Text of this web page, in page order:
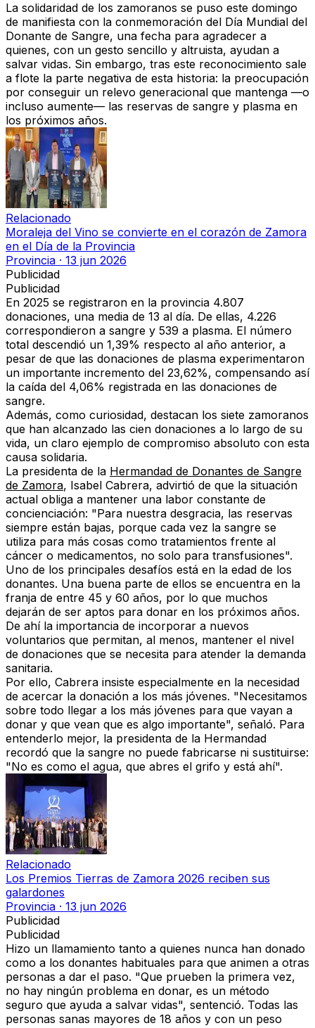
La solidaridad de los zamoranos se puso este domingo
de manifiesta con la conmemoración del Día Mundial del
Donante de Sangre, una fecha para agradecer a
quienes, con un gesto sencillo y altruista, ayudan a
salvar vidas. Sin embargo, tras este reconocimiento sale
a flote la parte negativa de esta historia: la preocupación
por conseguir un relevo generacional que mantenga —o
incluso aumente— las reservas de sangre y plasma en
los próximos años.
Relacionado
Moraleja del Vino se convierte en el corazón de Zamora
en el Día de la Provincia
Provincia · 13 jun 2026
Publicidad
Publicidad
En 2025 se registraron en la provincia 4.807
donaciones, una media de 13 al día. De ellas, 4.226
correspondieron a sangre y 539 a plasma. El número
total descendió un 1,39% respecto al año anterior, a
pesar de que las donaciones de plasma experimentaron
un importante incremento del 23,62%, compensando así
la caída del 4,06% registrada en las donaciones de
sangre.
Además, como curiosidad, destacan los siete zamoranos
que han alcanzado las cien donaciones a lo largo de su
vida, un claro ejemplo de compromiso absoluto con esta
causa solidaria.
La presidenta de la Hermandad de Donantes de Sangre
de Zamora, Isabel Cabrera, advirtió de que la situación
actual obliga a mantener una labor constante de
concienciación: "Para nuestra desgracia, las reservas
siempre están bajas, porque cada vez la sangre se
utiliza para más cosas como tratamientos frente al
cáncer o medicamentos, no solo para transfusiones".
Uno de los principales desafíos está en la edad de los
donantes. Una buena parte de ellos se encuentra en la
franja de entre 45 y 60 años, por lo que muchos
dejarán de ser aptos para donar en los próximos años.
De ahí la importancia de incorporar a nuevos
voluntarios que permitan, al menos, mantener el nivel
de donaciones que se necesita para atender la demanda
sanitaria.
Por ello, Cabrera insiste especialmente en la necesidad
de acercar la donación a los más jóvenes. "Necesitamos
sobre todo llegar a los más jóvenes para que vayan a
donar y que vean que es algo importante", señaló. Para
entenderlo mejor, la presidenta de la Hermandad
recordó que la sangre no puede fabricarse ni sustituirse:
"No es como el agua, que abres el grifo y está ahí".
Relacionado
Los Premios Tierras de Zamora 2026 reciben sus
galardones
Provincia · 13 jun 2026
Publicidad
Publicidad
Hizo un llamamiento tanto a quienes nunca han donado
como a los donantes habituales para que animen a otras
personas a dar el paso. "Que prueben la primera vez,
no hay ningún problema en donar, es un método
seguro que ayuda a salvar vidas", sentenció. Todas las
personas sanas mayores de 18 años y con un peso